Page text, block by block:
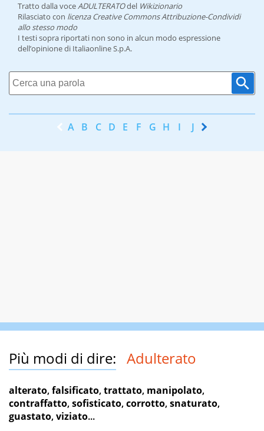
Tratto dalla voceADULTERATOdel Wikizionario
Rilasciato con licenza Creative Commons Attribuzione-Condividi
allo stesso modo
I testi sopra riportati non sono in alcun modo espressione
dell’opinione di Italiaonline S.p.A.
A B C D E F G H I J K
Più modi di dire: Adulterato
alterato,falsificato,trattato, manipolato,
contraffatto,sofisticato,corrotto,snaturato,
guastato,viziato...